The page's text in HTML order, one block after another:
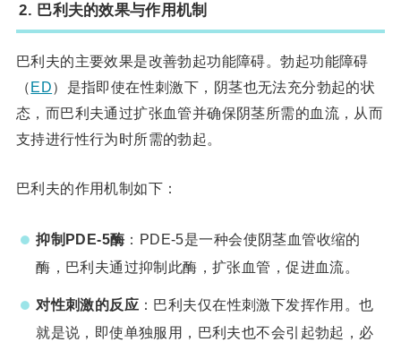
2. 巴利夫的效果与作用机制
巴利夫的主要效果是改善勃起功能障碍。勃起功能障碍
（ED）是指即使在性刺激下，阴茎也无法充分勃起的状
态，而巴利夫通过扩张血管并确保阴茎所需的血流，从而
支持进行性行为时所需的勃起。
巴利夫的作用机制如下：
抑制PDE-5酶：PDE-5是一种会使阴茎血管收缩的
酶，巴利夫通过抑制此酶，扩张血管，促进血流。
对性刺激的反应 ：巴利夫仅在性刺激下发挥作用。也
就是说，即使单独服用，巴利夫也不会引起勃起，必